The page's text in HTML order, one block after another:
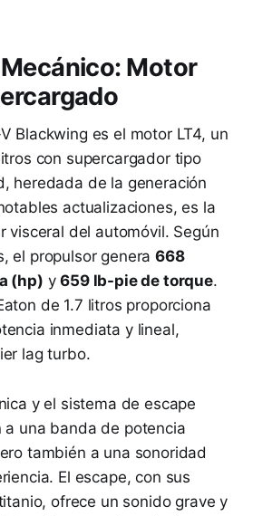
Motor
Blackwing es el motor LT4, un
con supercargador tipo
heredada de la generación
actualizaciones, es la
visceral del automóvil. Según
el propulsor genera668
(hp) y659 lb-pie de torque.
de 1.7 litros proporciona
inmediata y lineal,
lag turbo.
y el sistema de escape
a una banda de potencia
también a una sonoridad
El escape, con sus
ofrece un sonido grave y